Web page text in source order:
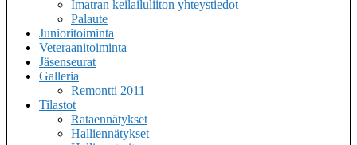
Imatran keilailuliiton yhteystiedot
Palaute
Junioritoiminta
Veteraanitoiminta
Jäsenseurat
Galleria
Remontti 2011
Tilastot
Rataennätykset
Halliennätykset